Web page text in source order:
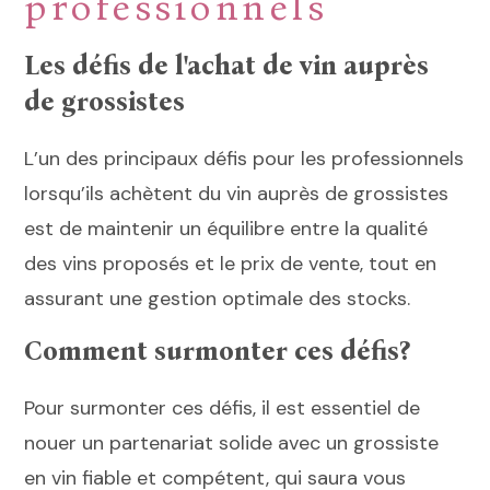
Les défis de l'achat de vin auprès
de grossistes
L’un des principaux défis pour les professionnels
lorsqu’ils achètent du vin auprès de grossistes
est de maintenir un équilibre entre la qualité
des vins proposés et le prix de vente, tout en
assurant une gestion optimale des stocks.
Comment surmonter ces défis?
Pour surmonter ces défis, il est essentiel de
nouer un partenariat solide avec un grossiste
en vin fiable et compétent, qui saura vous